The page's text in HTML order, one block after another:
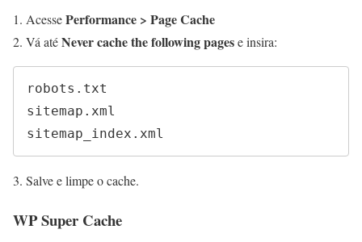
AcessePerformance > Page Cache
Vá atéNever cache the following pagese insira:
robots.txt
sitemap.xml
sitemap_index.xml
Salve e limpe o cache.
WP Super Cache